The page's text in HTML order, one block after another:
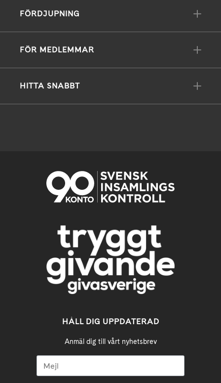
FÖRDJUPNING
FÖR MEDLEMMAR
HITTA SNABBT
HÅLL DIG UPPDATERAD
Anmäl dig till vårt nyhetsbrev